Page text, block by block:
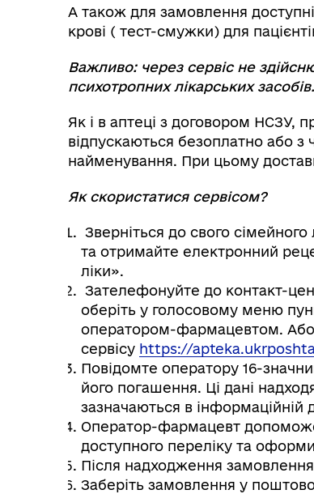
А також для замовлення
крові ( тест-смужки) для
Важливо: через сервіс не
психотропних лікарських засобів.
Як і в аптеці з договором НСЗУ,
відпускаються безоплатно або
найменування. При цьому
Як скористатися сервісом?
Зверніться до свого сімейного
та отримайте електронний
ліки».
Зателефонуйте до контакт-
оберіть у голосовому меню
оператором-фармацевтом. Або
сервісу https://
Повідомте оператору 16-
його погашення. Ці дані
зазначаються в інформаційній
Оператор-фармацевт допоможе
доступного переліку та
Після надходження
Заберіть замовлення у